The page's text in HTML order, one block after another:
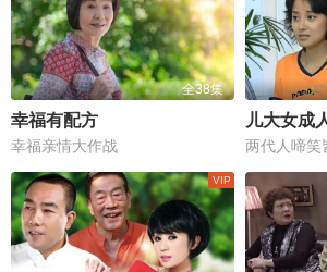
全38集
幸福有配方
幸福亲情大作战
儿大女成
两代人啼笑